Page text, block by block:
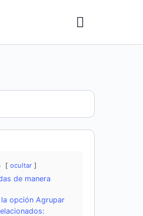
ocultar
de manera
opción Agrupar